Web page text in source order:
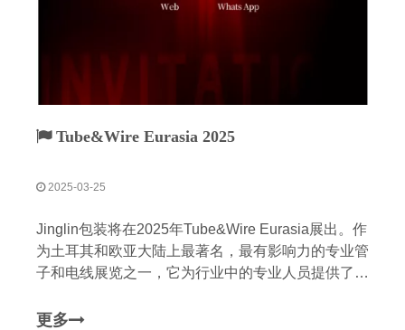
Tube&Wire Eurasia 2025
2025-03-25
Jinglin包装将在2025年Tube&Wire Eurasia展出。作
为土耳其和欧亚大陆上最著名，最有影响力的专业管
子和电线展览之一，它为行业中的专业人员提供了一
的669号展位
更多